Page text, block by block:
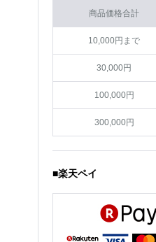
商品価格合計
10,000円まで
30,000円
100,000円
300,000円
■楽天ペイ